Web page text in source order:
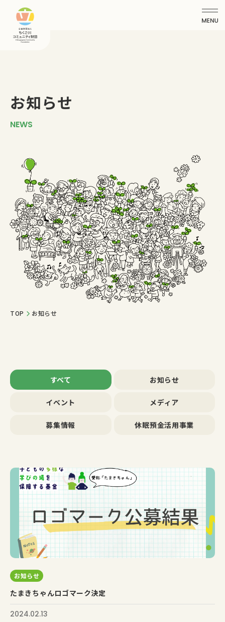
お知らせ
NEWS
TOP お知らせ
すべて お知らせ
イベント メディア
募集情報 休眠預金活用事業
お知らせ
たまきちゃんロゴマーク決定
2024.02.13